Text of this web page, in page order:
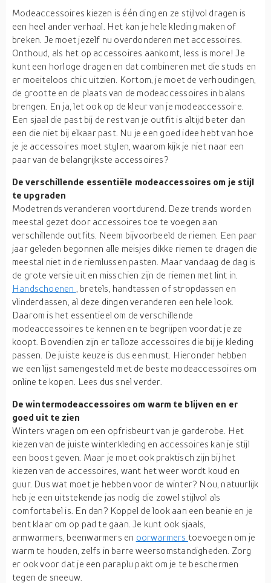
Modeaccessoires kiezen is één ding en ze stijlvol dragen is
een heel ander verhaal. Het kan je hele kleding maken of
breken. Je moet jezelf nu overdonderen met accessoires.
Onthoud, als het op accessoires aankomt, less is more! Je
kunt een horloge dragen en dat combineren met die studs en
er moeiteloos chic uitzien. Kortom, je moet de verhoudingen,
de grootte en de plaats van de modeaccessoires in balans
brengen. En ja, let ook op de kleur van je modeaccessoire.
Een sjaal die past bij de rest van je outfit is altijd beter dan
een die niet bij elkaar past. Nu je een goed idee hebt van hoe
je je accessoires moet stylen, waarom kijk je niet naar een
paar van de belangrijkste accessoires?
De verschillende essentiële modeaccessoires om je stijl
te upgraden
Modetrends veranderen voortdurend. Deze trends worden
meestal gezet door accessoires toe te voegen aan
verschillende outfits. Neem bijvoorbeeld de riemen. Een paar
jaar geleden begonnen alle meisjes dikke riemen te dragen die
meestal niet in de riemlussen pasten. Maar vandaag de dag is
de grote versie uit en misschien zijn de riemen met lint in.
Handschoenen
, bretels, handtassen of stropdassen en
vlinderdassen, al deze dingen veranderen een hele look.
Daarom is het essentieel om de verschillende
modeaccessoires te kennen en te begrijpen voordat je ze
koopt. Bovendien zijn er talloze accessoires die bij je kleding
passen. De juiste keuze is dus een must. Hieronder hebben
we een lijst samengesteld met de beste modeaccessoires om
online te kopen. Lees dus snel verder.
De wintermodeaccessoires om warm te blijven en er
goed uit te zien
Winters vragen om een opfrisbeurt van je garderobe. Het
kiezen van de juiste winterkleding en accessoires kan je stijl
een boost geven. Maar je moet ook praktisch zijn bij het
kiezen van de accessoires, want het weer wordt koud en
guur. Dus wat moet je hebben voor de winter? Nou, natuurlijk
heb je een uitstekende jas nodig die zowel stijlvol als
comfortabel is. En dan? Koppel de look aan een beanie en je
bent klaar om op pad te gaan. Je kunt ook sjaals,
armwarmers, beenwarmers en oorwarmers toevoegen om je
warm te houden, zelfs in barre weersomstandigheden. Zorg
er ook voor dat je een paraplu pakt om je te beschermen
tegen de sneeuw.